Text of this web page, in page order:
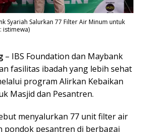
Syariah Salurkan 77 Filter Air Minum untuk
istimewa)
– IBS Foundation dan Maybank
fasilitas ibadah yang lebih sehat
program Alirkan Kebaikan
Masjid dan Pesantren.
menyalurkan 77 unit filter air
pondok pesantren di berbagai